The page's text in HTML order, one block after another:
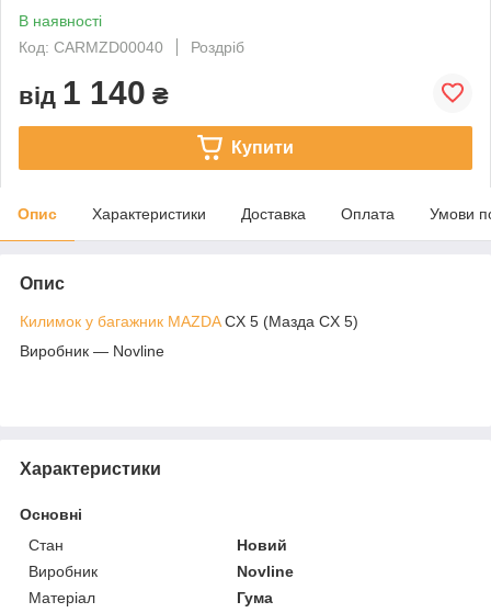
В наявності
Код: CARMZD00040
Роздріб
від 1 140 ₴
Купити
Опис Характеристики Доставка Оплата Умови
Опис
Килимок у багажник MAZDACX 5 (Мазда CX 5)
Виробник — Novline
Характеристики
Основні
Стан
Новий
Виробник
Novline
Матеріал
Гума